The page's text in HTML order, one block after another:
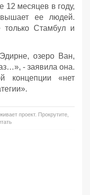
12 месяцев в году,
ее людей.
Стамбул и
озеро Ван,
- заявила она.
концепции «нет
проект. Прокрутите,